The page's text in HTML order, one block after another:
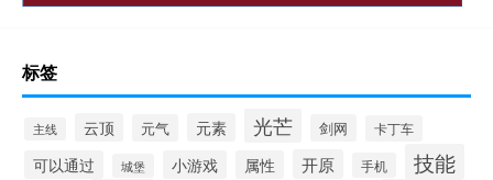
标签
主线 云顶 元气 元素 光芒 剑网 卡丁车
可以通过 城堡 小游戏 属性 开原 手机 技能